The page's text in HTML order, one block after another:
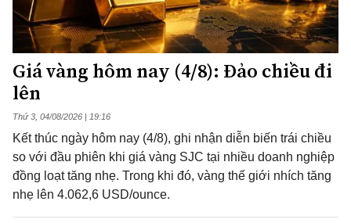
Giá vàng hôm nay (4/8): Đảo chiều đi
lên
Thứ 3, 04/08/2026 | 19:16
Kết thúc ngày hôm nay (4/8), ghi nhận diễn biến trái chiều
so với đầu phiên khi giá vàng SJC tại nhiều doanh nghiệp
đồng loạt tăng nhẹ. Trong khi đó, vàng thế giới nhích tăng
nhẹ lên 4.062,6 USD/ounce.